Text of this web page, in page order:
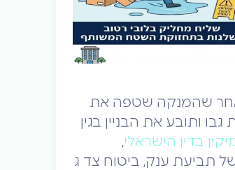
שהמנקה שטפה את
ותובע את הבניין בגין
בדין הישראלי,
תביעת ענק, ביטוח צד ג